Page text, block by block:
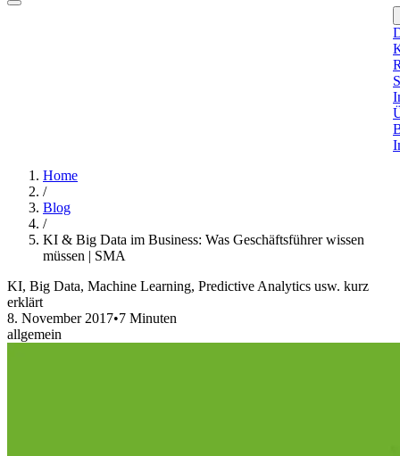
Home
/
Blog
/
KI & Big Data im Business: Was Geschäftsführer wissen
müssen | SMA
KI, Big Data, Machine Learning, Predictive Analytics usw. kurz
erklärt
8. November 2017•7 Minuten
allgemein